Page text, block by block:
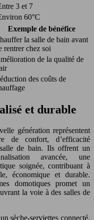
3 et 7
60°C
Exemple de bénéfice
la salle de bain avant
rentrer chez soi
de la qualité de
des coûts de
et durable
génération représentent
de confort, d’efficacité
de bain. Ils offrent un
avancée, une
soignée, contribuant à
économique et durable.
domotiques promet un
la voie à des salles de
sèche-serviettes connecté.